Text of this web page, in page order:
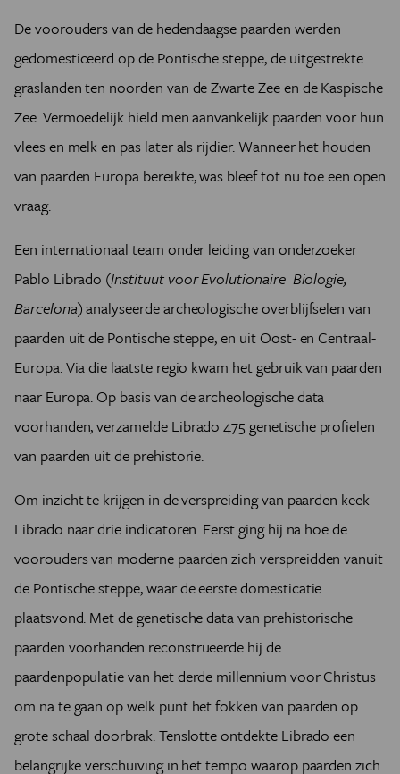
De voorouders van de hedendaagse paarden werden
gedomesticeerd op de Pontische steppe, de uitgestrekte
graslanden ten noorden van de Zwarte Zee en de Kaspische
Zee. Vermoedelijk hield men aanvankelijk paarden voor hun
vlees en melk en pas later als rijdier. Wanneer het houden
van paarden Europa bereikte, was bleef tot nu toe een open
vraag.
Een internationaal team onder leiding van onderzoeker
Pablo Librado (Instituut voor Evolutionaire Biologie,
Barcelona) analyseerde archeologische overblijfselen van
paarden uit de Pontische steppe, en uit Oost- en Centraal-
Europa. Via die laatste regio kwam het gebruik van paarden
naar Europa. Op basis van de archeologische data
voorhanden, verzamelde Librado 475 genetische profielen
van paarden uit de prehistorie.
Om inzicht te krijgen in de verspreiding van paarden keek
Librado naar drie indicatoren. Eerst ging hij na hoe de
voorouders van moderne paarden zich verspreidden vanuit
de Pontische steppe, waar de eerste domesticatie
plaatsvond. Met de genetische data van prehistorische
paarden voorhanden reconstrueerde hij de
paardenpopulatie van het derde millennium voor Christus
om na te gaan op welk punt het fokken van paarden op
grote schaal doorbrak. Tenslotte ontdekte Librado een
belangrijke verschuiving in het tempo waarop paarden zich